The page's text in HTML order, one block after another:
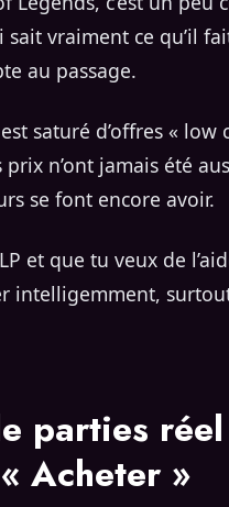
sait vraiment ce qu’il
au passage.
saturé d’offres « low
n’ont jamais été
se font encore avoir.
et que tu veux de
intelligemment,
parties
Acheter »